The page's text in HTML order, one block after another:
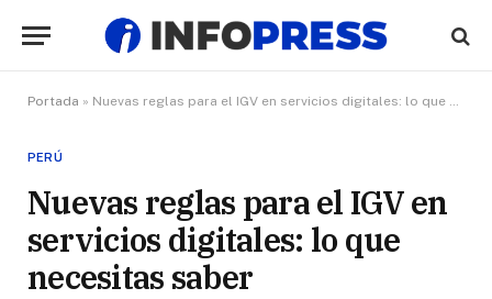
Portada » Nuevas reglas para el IGV en servicios digitales: lo que necesitas saber
PERÚ
Nuevas reglas para el IGV en
servicios digitales: lo que
necesitas saber